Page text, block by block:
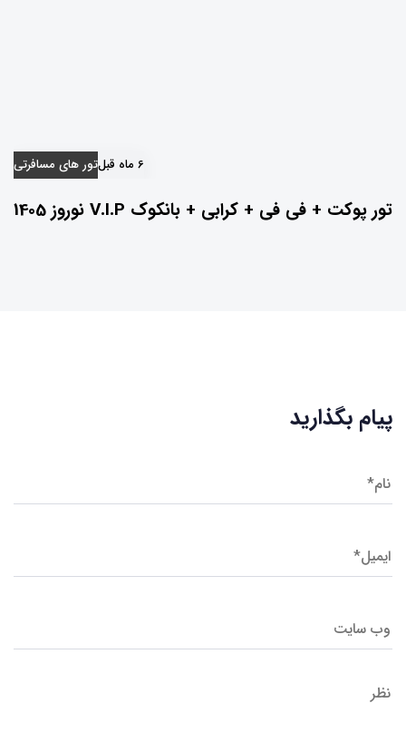
6 ماه قبل تور های مسافرتی
تور پوکت + فی فی + کرابی + بانکوک V.I.P نوروز 1405
پیام بگذارید